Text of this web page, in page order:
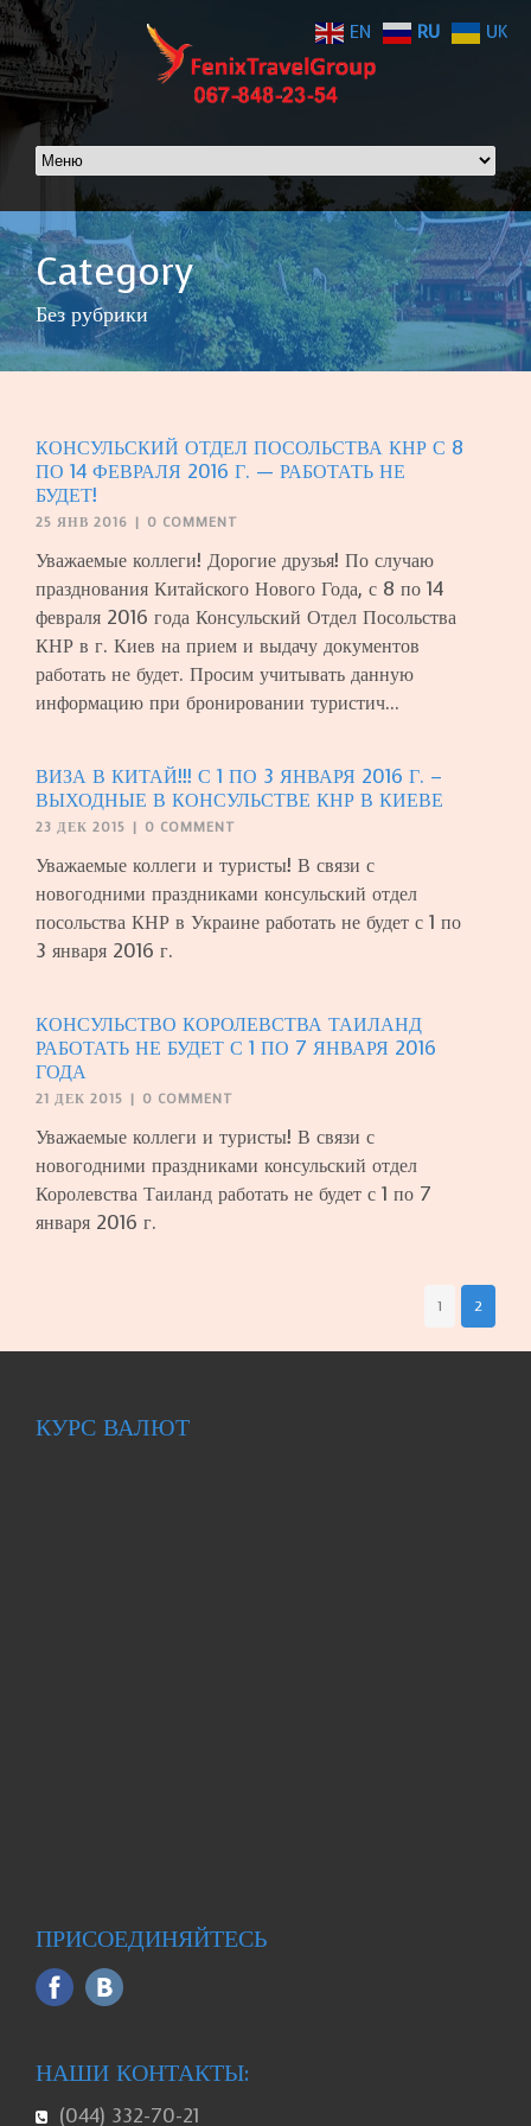
Category
Без рубрики
КОНСУЛЬСКИЙ ОТДЕЛ ПОСОЛЬСТВА КНР С 8
ПО 14 ФЕВРАЛЯ 2016 Г. — РАБОТАТЬ НЕ
БУДЕТ!
25 ЯНВ 2016 | 0 COMMENT
Уважаемые коллеги! Дорогие друзья! По случаю
празднования Китайского Нового Года, с 8 по 14
февраля 2016 года Консульский Отдел Посольства
КНР в г. Киев на прием и выдачу документов
работать не будет. Просим учитывать данную
информацию при бронировании туристич...
ВИЗА В КИТАЙ!!! С 1 ПО 3 ЯНВАРЯ 2016 Г. –
ВЫХОДНЫЕ В КОНСУЛЬСТВЕ КНР В КИЕВЕ
23 ДЕК 2015 | 0 COMMENT
Уважаемые коллеги и туристы! В связи с
новогодними праздниками консульский отдел
посольства КНР в Украине работать не будет с 1 по
3 января 2016 г.
КОНСУЛЬСТВО КОРОЛЕВСТВА ТАИЛАНД
РАБОТАТЬ НЕ БУДЕТ С 1 ПО 7 ЯНВАРЯ 2016
ГОДА
21 ДЕК 2015 | 0 COMMENT
Уважаемые коллеги и туристы! В связи с
новогодними праздниками консульский отдел
Королевства Таиланд работать не будет с 1 по 7
января 2016 г.
1 2
КУРС ВАЛЮТ
ПРИСОЕДИНЯЙТЕСЬ
НАШИ КОНТАКТЫ:
(044) 332-70-21
EN RU UK